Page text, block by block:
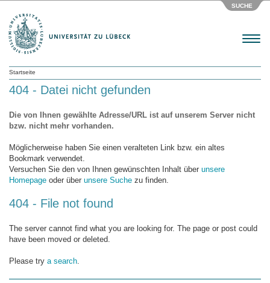
SUCHE
Menu
Startseite
404 - Datei nicht gefunden
Die von Ihnen gewählte Adresse/URL ist auf unserem Server nicht
bzw. nicht mehr vorhanden.
Möglicherweise haben Sie einen veralteten Link bzw. ein altes
Bookmark verwendet.
Versuchen Sie den von Ihnen gewünschten Inhalt über unsere
Homepage oder über unsere Suche zu finden.
404 - File not found
The server cannot find what you are looking for. The page or post could
have been moved or deleted.
Please try a search.